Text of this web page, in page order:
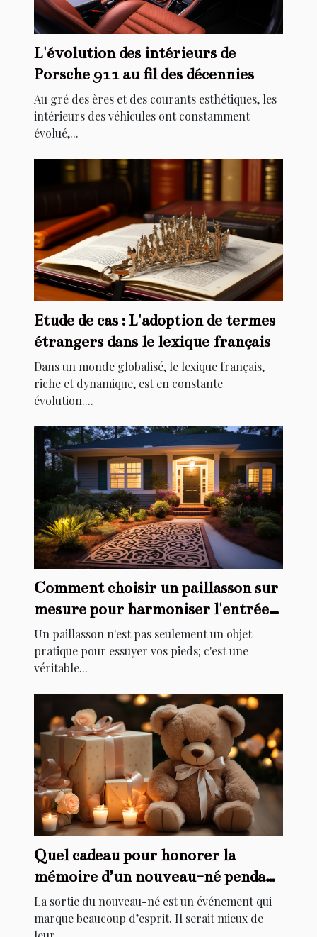
L'évolution des intérieurs de
Porsche 911 au fil des décennies
Au gré des ères et des courants esthétiques, les
intérieurs des véhicules ont constamment
évolué,...
Etude de cas : L'adoption de termes
étrangers dans le lexique français
Dans un monde globalisé, le lexique français,
riche et dynamique, est en constante
évolution....
Comment choisir un paillasson sur
mesure pour harmoniser l'entrée
de votre maison
Un paillasson n'est pas seulement un objet
pratique pour essuyer vos pieds; c'est une
véritable...
Quel cadeau pour honorer la
mémoire d’un nouveau-né pendant
son baptême ?
La sortie du nouveau-né est un événement qui
marque beaucoup d’esprit. Il serait mieux de